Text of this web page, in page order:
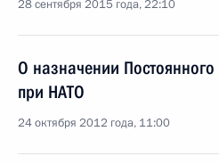
28 сентября 2015 года, 22:10
О назначении Постоянного
при НАТО
24 октября 2012 года, 11:00